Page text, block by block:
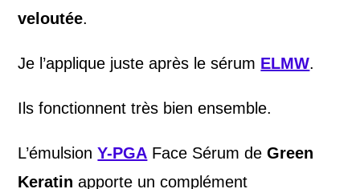
veloutée.
Je l’applique juste après le sérum ELMW.
Ils fonctionnent très bien ensemble.
L’émulsionY-PGA Face Sérum deGreen
Keratin apporte un complément